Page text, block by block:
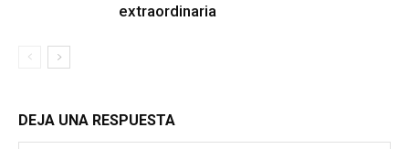
extraordinaria
DEJA UNA RESPUESTA